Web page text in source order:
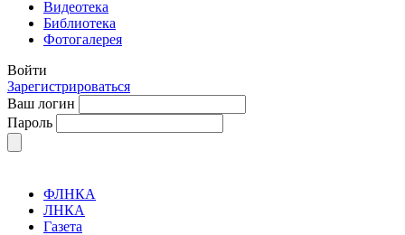
Видеотека
Библиотека
Фотогалерея
Войти
Зарегистрироваться
Ваш логин
Пароль
ФЛНКА
ЛНКА
Газета